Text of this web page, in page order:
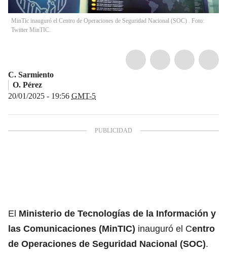
MinTic inauguró el Centro de Operaciones de Seguridad Nacional (SOC) . Foto:
Twitter MinTIC.
C. Sarmiento
O. Pérez
20/01/2025 - 19:56 GMT-5
El Ministerio de Tecnologías de la Información y
las Comunicaciones (MinTIC) inauguró el Centro
de Operaciones de Seguridad Nacional (SOC).